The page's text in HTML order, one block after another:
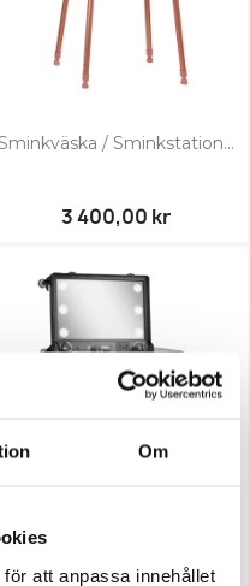
Om
att anpassa innehållet
Sminkväska / Sminkstation...
3 400,00 kr
/ Sminkstation...